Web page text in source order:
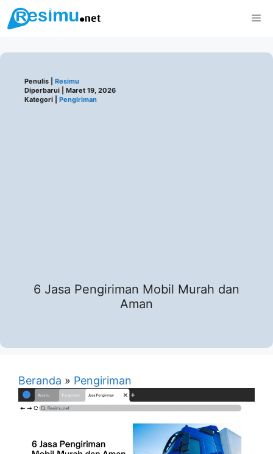
Langsung
ke
Penulis | Resimu
Diperbarui | Maret 19, 2026
Kategori | Pengiriman
6 Jasa Pengiriman Mobil Murah dan
Aman
Beranda » Pengiriman